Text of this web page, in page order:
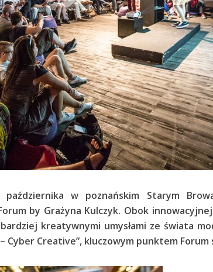
października w poznańskim Starym
by Grażyna Kulczyk. Obok
kreatywnymi umysłami ze świata
– Cyber Creative”, kluczowym punktem